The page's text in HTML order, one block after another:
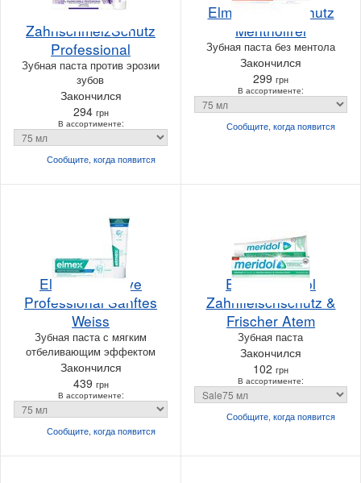
Elmex
ZahnschmelzSchutz
Professional
Зубная паста против эрозии
зубов
Закончился
294 грн
В ассортименте:
Сообщите, когдапоявится
Elmex Kariesschutz
Mentholfrei
Зубная паста без ментола
Закончился
299 грн
В ассортименте:
Сообщите, когдапоявится
Elmex Sensitive
Professional Sanftes
Weiss
Зубная паста с мягким
отбеливающим эффектом
Закончился
439 грн
В ассортименте:
Сообщите, когдапоявится
Elmex Meridol
Zahnfleischschutz &
Frischer Atem
Зубная паста
Закончился
102 грн
В ассортименте:
Сообщите, когдапоявится